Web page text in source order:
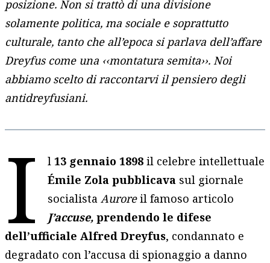
posizione. Non si trattò di una divisione
solamente politica, ma sociale e soprattutto
culturale, tanto che all’epoca si parlava dell’affare
Dreyfus come una ‹‹montatura semita››. Noi
abbiamo scelto di raccontarvi il pensiero degli
antidreyfusiani.
I l13 gennaio 1898 il celebre intellettuale
Émile Zola pubblicava sul giornale
socialistaAuroreil famoso articolo
J’accuse, prendendo le difese
dell’ufficiale Alfred Dreyfus, condannato e
degradato con l’accusa di spionaggio a danno